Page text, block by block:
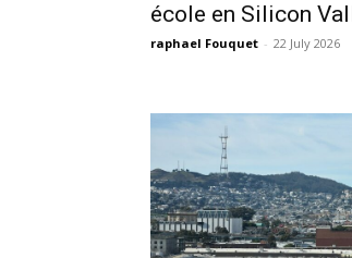
école en Silicon
raphael Fouquet - 22 July 2026